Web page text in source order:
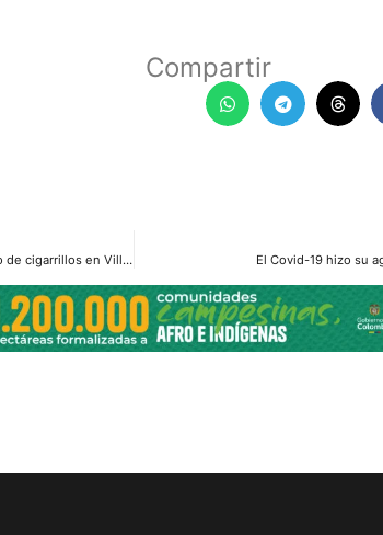
Compartir
Le declaran la guerra al contrabando de cigarrillos en Villavicencio El Covid-19 hizo su